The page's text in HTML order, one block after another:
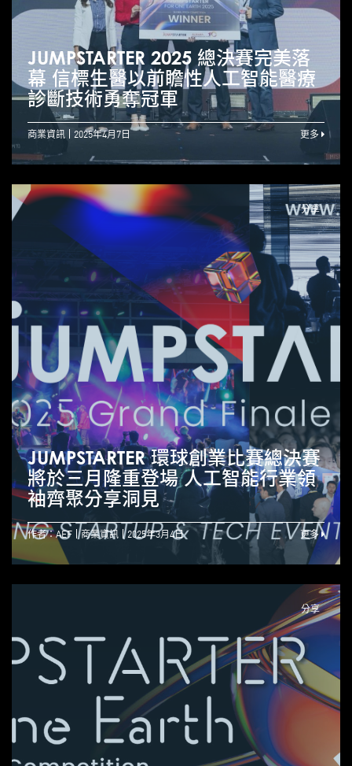
JUMPSTARTER 2025 總決賽完美落
幕 信標生醫以前瞻性人工智能醫療
診斷技術勇奪冠軍
商業資訊 2025年4月7日 更多
分享
JUMPSTARTER 環球創業比賽總決賽
將於三月隆重登場 人工智能行業領
袖齊聚分享洞見
作者：AEF 商業資訊 2025年3月4日 更多
分享